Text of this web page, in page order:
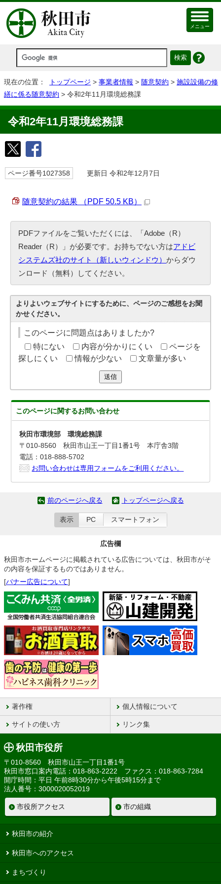
メニュー
現在の位置： トップページ > 事業者情報 > 随意契約 > 施設設備の修
繕に係る随意契約 > 令和2年11月環境総務課
令和2年11月環境総務課
ページ番号1027358 更新日 令和2年12月7日
随意契約の結果 （PDF 50.5 KB）
PDFファイルをご覧いただくには、「Adobe（R）
Reader（R）」が必要です。お持ちでない方はアドビ
システムズ社のサイト（新しいウィンドウ）からダウ
ンロード（無料）してください。
よりよいウェブサイトにするために、ページのご感想をお聞
かせください。
このページに問題点はありましたか?
特にない
内容が分かりにくい
ページを
探しにくい
情報が少ない 文章量が多い
送信
このページに関するお問い合わせ
秋田市環境部 環境総務課
〒010-8560 秋田市山王一丁目1番1号 本庁舎3階
電話：018-888-5702
お問い合わせは専用フォームをご利用ください。
前のページへ戻る トップページへ戻る
表示 PC スマートフォン
広告欄
秋田市ホームページに掲載されている広告については、秋田市がそ
の内容を保証するものではありません。
[バナー広告について]
著作権 個人情報について
サイトの使い方 リンク集
秋田市役所
〒010-8560 秋田市山王一丁目1番1号
秋田市窓口案内電話：018-863-2222 ファクス：018-863-7284
開庁時間：平日 午前8時30分から午後5時15分まで
法人番号：3000020052019
市役所アクセス 市の組織
秋田市の紹介
秋田市へのアクセス
まちづくり